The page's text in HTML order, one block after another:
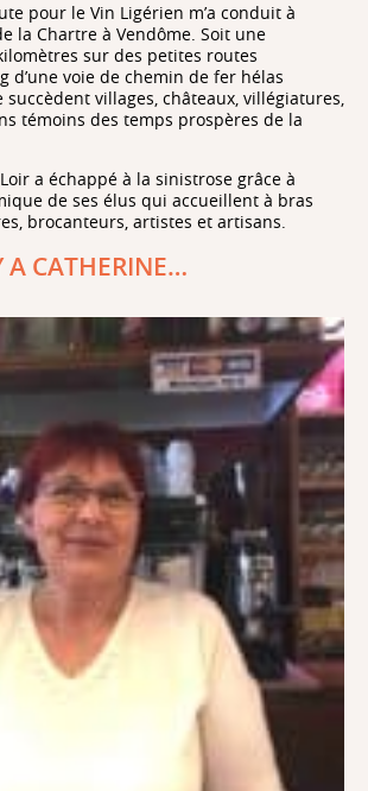
pour le Vin Ligérien m’a conduit à
la Chartre à Vendôme. Soit une
sur des petites routes
d’une voie de chemin de fer hélas
succèdent villages, châteaux, villégiatures,
témoins des temps prospères de la
a échappé à la sinistrose grâce à
de ses élus qui accueillent à bras
brocanteurs, artistes et artisans.
A CATHERINE…